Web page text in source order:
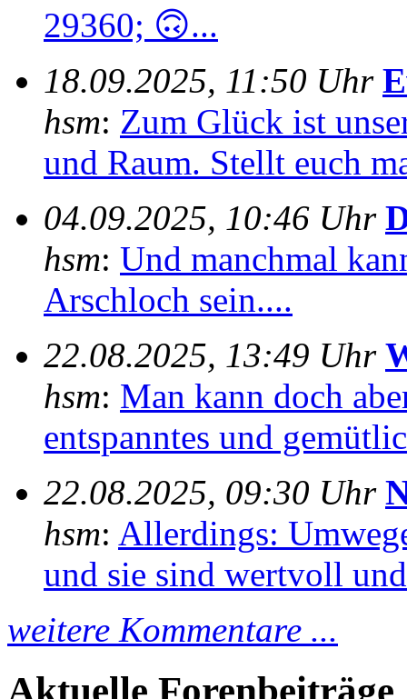
29360; 🙃...
18.09.2025, 11:50 Uhr
hsm: Zum Glück ist
und Raum. Stellt euch
04.09.2025, 10:46 Uhr
hsm: Und manchmal
Arschloch sein....
22.08.2025, 13:49 Uhr
hsm: Man kann doch
entspanntes und
22.08.2025, 09:30 Uhr
hsm: Allerdings:
und sie sind wertvoll
weitere Kommentare ...